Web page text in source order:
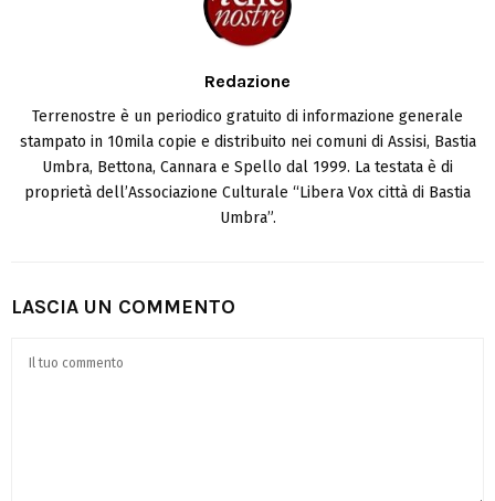
Redazione
Terrenostre è un periodico gratuito di informazione generale
stampato in 10mila copie e distribuito nei comuni di Assisi, Bastia
Umbra, Bettona, Cannara e Spello dal 1999. La testata è di
proprietà dell’Associazione Culturale “Libera Vox città di Bastia
Umbra”.
LASCIA UN COMMENTO